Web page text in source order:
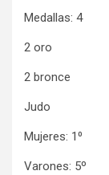
Medallas: 4
2 oro
2 bronce
Judo
Mujeres: 1⁰
Varones: 5º